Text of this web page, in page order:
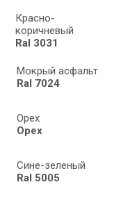
Красно-
коричневый
Ral 3031
Мокрый асфальт
Ral 7024
Орех
Орех
Сине-зеленый
Ral 5005